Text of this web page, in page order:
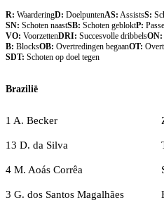
R: WaarderingD: DoelpuntenAS: AssistsS:
SN: Schoten naastSB: Schoten gebloktP:
VO: VoorzettenDRI: Succesvolle dribbelsON:
B: BlocksOB: Overtredingen begaanOT:
SDT: Schoten op doel tegen
Brazilië
1 A. Becker
13 D. da Silva
4 M. Aoás Corrêa
3 G. dos Santos Magalhães